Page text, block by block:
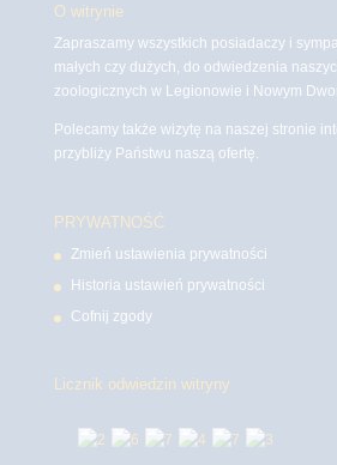
O witrynie
Zapraszamy wszystkich posiadaczy i
małych czy dużych, do odwiedzenia
zoologicznych w Legionowie i Nowym
Polecamy także wizytę na naszej stronie
przybliży Państwu naszą ofertę.
PRYWATNOŚĆ
Zmień ustawienia prywatności
Historia ustawień prywatności
Cofnij zgody
Licznik odwiedzin witryny